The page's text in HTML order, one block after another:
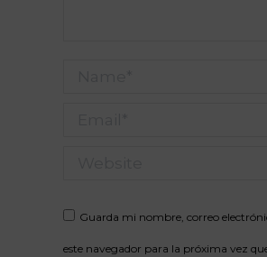
Guarda mi nombre, correo
este navegador para la próxima vez